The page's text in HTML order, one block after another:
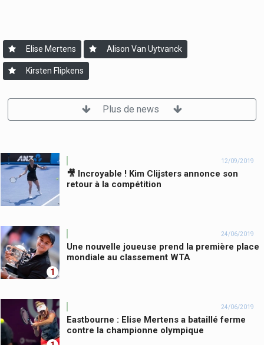
Elise Mertens Alison Van Uytvanck
Kirsten Flipkens
Plus de news
12/09/2019
🎥 Incroyable ! Kim Clijsters annonce son
retour à la compétition
1
24/06/2019
Une nouvelle joueuse prend la première place
mondiale au classement WTA
24/06/2019
Eastbourne : Elise Mertens a bataillé ferme
contre la championne olympique